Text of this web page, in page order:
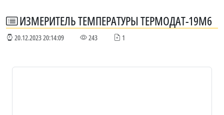
ИЗМЕРИТЕЛЬ ТЕМПЕРАТУРЫ ТЕРМОДАТ-19М6
20.12.2023 20:14:09 243 1